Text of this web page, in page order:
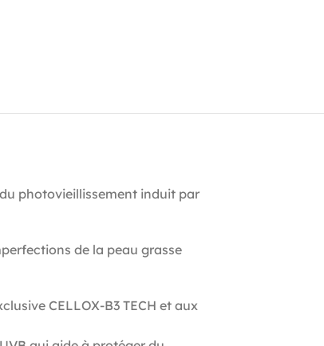
du photovieillissement induit par
de la peau grasse
CELLOX-B3 TECH et aux